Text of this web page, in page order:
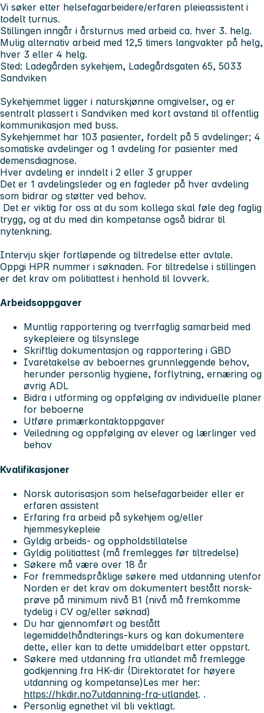
Vi søker etter helsefagarbeidere/erfaren pleieassistent i
todelt turnus.
Stillingen inngår i årsturnus med arbeid ca. hver 3. helg.
Mulig alternativ arbeid med 12,5 timers langvakter på helg,
hver 3 eller 4 helg.
Sted: Ladegården sykehjem, Ladegårdsgaten 65, 5033
Sandviken
Sykehjemmet ligger i naturskjønne omgivelser, og er
sentralt plassert i Sandviken med kort avstand til offentlig
kommunikasjon med buss.
Sykehjemmet har 103 pasienter, fordelt på 5 avdelinger; 4
somatiske avdelinger og 1 avdeling for pasienter med
demensdiagnose.
Hver avdeling er inndelt i 2 eller 3 grupper
Det er 1 avdelingsleder og en fagleder på hver avdeling
som bidrar og støtter ved behov.
Det er viktig for oss at du som kollega skal føle deg faglig
trygg, og at du med din kompetanse også bidrar til
nytenkning.
Intervju skjer fortløpende og tiltredelse etter avtale.
Oppgi HPR nummer i søknaden. For tiltredelse i stillingen
er det krav om politiattest i henhold til lovverk.
Arbeidsoppgaver
Muntlig rapportering og tverrfaglig samarbeid med
sykepleiere og tilsynslege
Skriftlig dokumentasjon og rapportering i GBD
Ivaretakelse av beboernes grunnleggende behov,
herunder personlig hygiene, forflytning, ernæring og
øvrig ADL
Bidra i utforming og oppfølging av individuelle planer
for beboerne
Utføre primærkontaktoppgaver
Veiledning og oppfølging av elever og lærlinger ved
behov
Kvalifikasjoner
Norsk autorisasjon som helsefagarbeider eller er
erfaren assistent
Erfaring fra arbeid på sykehjem og/eller
hjemmesykepleie
Gyldig arbeids- og oppholdstillatelse
Gyldig politiattest (må fremlegges før tiltredelse)
Søkere må være over 18 år
For fremmedspråklige søkere med utdanning utenfor
Norden er det krav om dokumentert bestått norsk-
prøve på minimum nivå B1 (nivå må fremkomme
tydelig i CV og/eller søknad)
Du har gjennomført og bestått
legemiddelhåndterings-kurs og kan dokumentere
dette, eller kan ta dette umiddelbart etter oppstart.
Søkere med utdanning fra utlandet må fremlegge
godkjenning fra HK-dir (Direktoratet for høyere
utdanning og kompetanse)Les mer her:
https://hkdir.no7utdanning-fra-utlandet. .
Personlig egnethet vil bli vektlagt.